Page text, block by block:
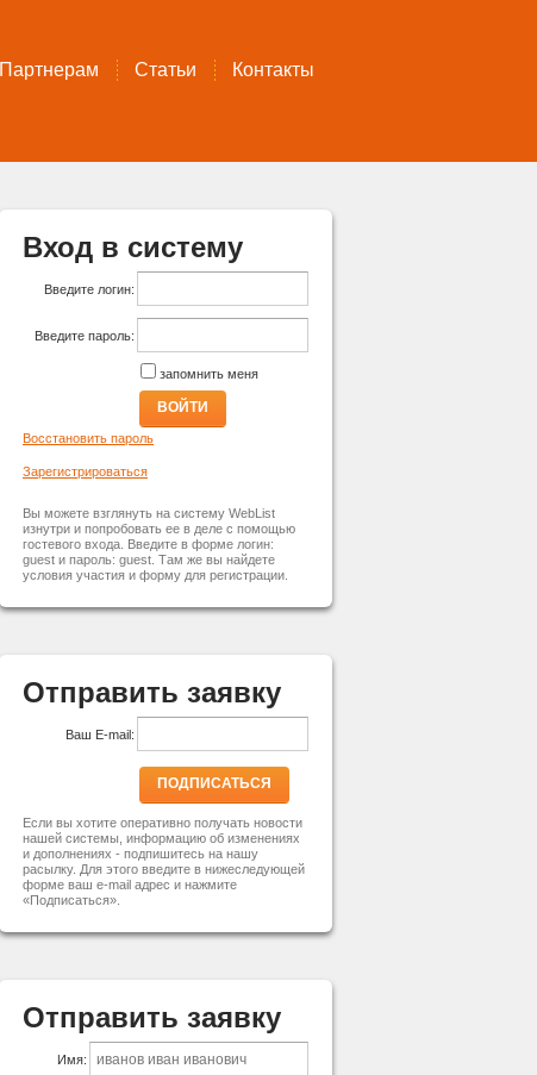
Партнерам Статьи Контакты
Вход в систему
Введите логин:
Введите пароль:
запомнить меня
ВОЙТИ
Восстановить пароль
Зарегистрироваться
Вы можете взглянуть на систему WebList
изнутри и попробовать ее в деле с помощью
гостевого входа. Введите в форме логин:
guest и пароль: guest. Там же вы найдете
условия участия и форму для регистрации.
Отправить заявку
Ваш E-mail:
ПОДПИСАТЬСЯ
Если вы хотите оперативно получать новости
нашей системы, информацию об изменениях
и дополнениях - подпишитесь на нашу
расылку. Для этого введите в нижеследующей
форме ваш e-mail адрес и нажмите
«Подписаться».
Отправить заявку
Имя: